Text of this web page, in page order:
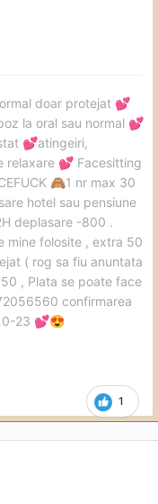
minte
1
doar protejat 💕
la oral sau normal 💕
💕atingeiri,
relaxare 💕 Facesitting
🙈1 nr max 30
hotel sau pensiune
deplasare -800 .
mine folosite , extra 50
( rog sa fiu anuntata
, Plata se poate face
confirmarea
23 💕😍